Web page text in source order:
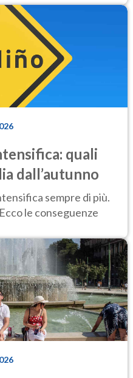
quali
dall’autunno
sempre di più.
le conseguenze